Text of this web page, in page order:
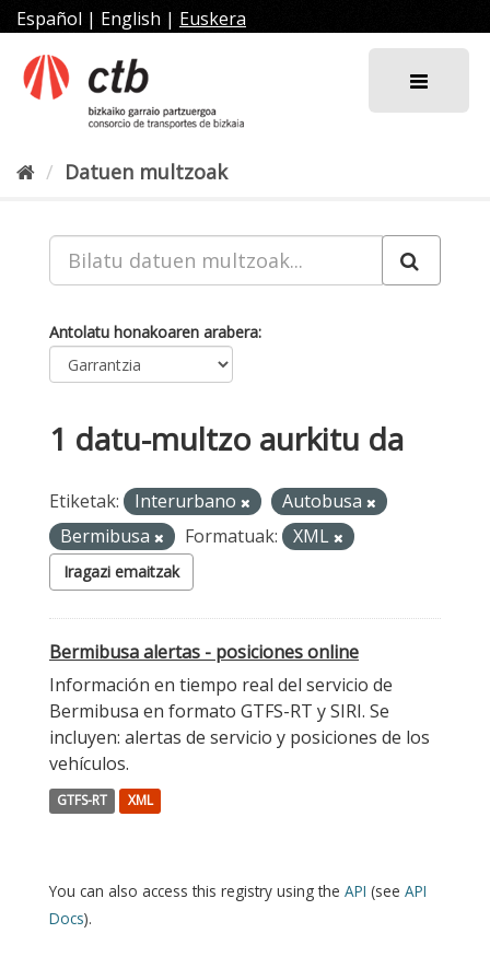
Joan
edukira
Español | English | Euskera
Datuen multzoak
Antolatu honakoaren arabera
1 datu-multzo aurkitu da
Etiketak: Interurbano
Autobusa
Bermibusa
Formatuak: XML
Iragazi emaitzak
Bermibusa alertas - posiciones online
Información en tiempo real del servicio de
Bermibusa en formato GTFS-RT y SIRI. Se
incluyen: alertas de servicio y posiciones de los
vehículos.
GTFS-RT XML
You can also access this registry using the API (see API
Docs).